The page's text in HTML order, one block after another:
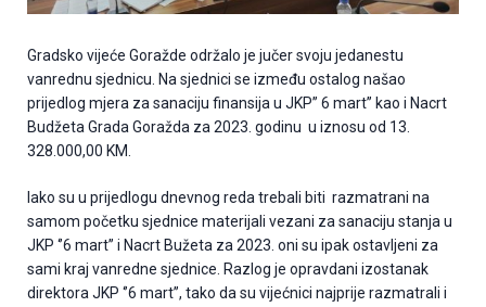
Gradsko vijeće Goražde održalo je jučer svoju jedanestu
vanrednu sjednicu. Na sjednici se između ostalog našao
prijedlog mjera za sanaciju finansija u JKP’’ 6 mart’’ kao i Nacrt
Budžeta Grada Goražda za 2023. godinu u iznosu od 13.
328.000,00 KM.
Iako su u prijedlogu dnevnog reda trebali biti razmatrani na
samom početku sjednice materijali vezani za sanaciju stanja u
JKP ‘’6 mart’’ i Nacrt Bužeta za 2023. oni su ipak ostavljeni za
sami kraj vanredne sjednice. Razlog je opravdani izostanak
direktora JKP ‘’6 mart’’, tako da su vijećnici najprije razmatrali i